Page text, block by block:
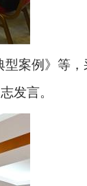
案例》等，
发言。